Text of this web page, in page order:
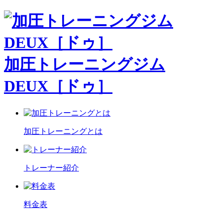
加圧トレーニングジム
DEUX［ドゥ］
加圧トレーニングとは
トレーナー紹介
料金表